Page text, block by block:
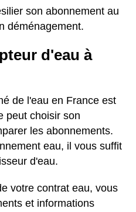
son abonnement au
déménagement.
d'eau à
de l'eau en France est
peut choisir son
les abonnements.
eau, il vous suffit
d'eau.
votre contrat eau, vous
et informations